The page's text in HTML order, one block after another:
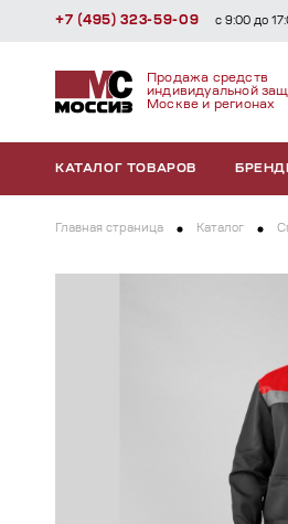
Продажа средств
индивидуальной
Москве и регионах
КАТАЛОГ ТОВАРОВ
+7 (495) 323-59-09 с 9:00 до
Главная страница Каталог